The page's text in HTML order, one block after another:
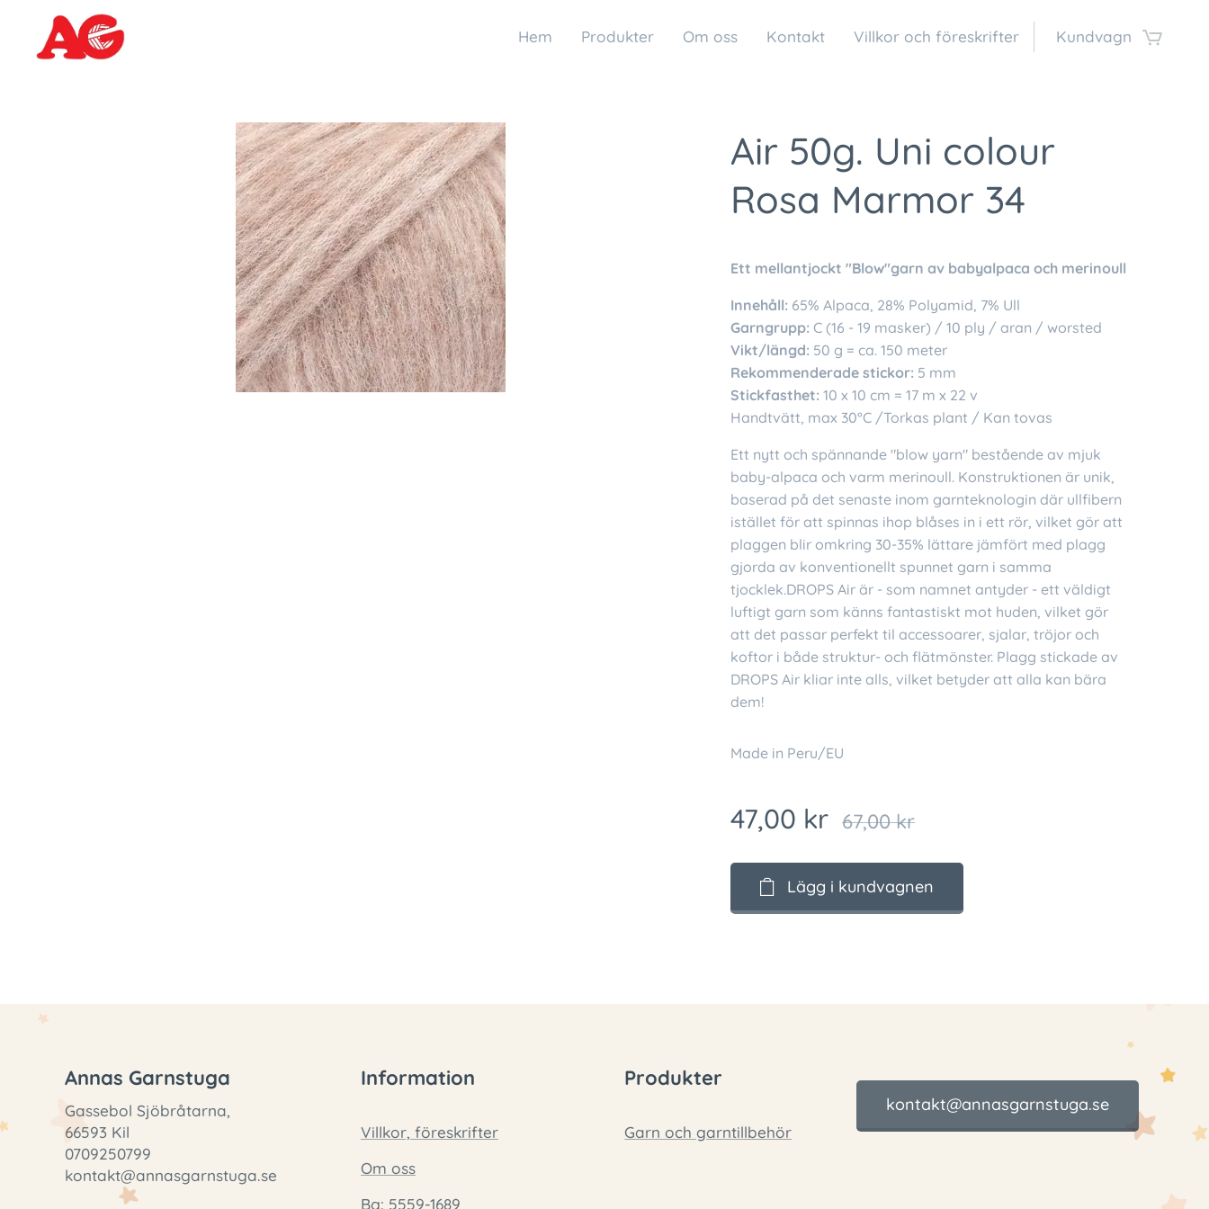
Hem Produkter Om oss Kontakt Villkor och föreskrifter Kundvagn
Air 50g. Uni colour
Rosa Marmor 34
Ett mellantjockt "Blow"garn av babyalpaca och merinoull
Innehåll: 65% Alpaca, 28% Polyamid, 7% Ull
Garngrupp: C (16 - 19 masker) / 10 ply / aran / worsted
Vikt/längd: 50 g = ca. 150 meter
Rekommenderade stickor: 5 mm
Stickfasthet: 10 x 10 cm = 17 m x 22 v
Handtvätt, max 30°C /Torkas plant / Kan tovas
Ett nytt och spännande "blow yarn" bestående av mjuk
baby-alpaca och varm merinoull. Konstruktionen är unik,
baserad på det senaste inom garnteknologin där ullfibern
istället för att spinnas ihop blåses in i ett rör, vilket gör att
plaggen blir omkring 30-35% lättare jämfört med plagg
gjorda av konventionellt spunnet garn i samma
tjocklek.DROPS Air är - som namnet antyder - ett väldigt
luftigt garn som känns fantastiskt mot huden, vilket gör
att det passar perfekt til accessoarer, sjalar, tröjor och
koftor i både struktur- och flätmönster. Plagg stickade av
DROPS Air kliar inte alls, vilket betyder att alla kan bära
dem!
Made in Peru/EU
47,00 kr 67,00kr
Lägg i kundvagnen
Annas Garnstuga
Gassebol Sjöbråtarna,
66593 Kil
0709250799
kontakt@annasgarnstuga.se
Information
Villkor, föreskrifter
Om oss
Bg: 5559-1689
Produkter
Garn och garntillbehör
kontakt@annasgarnstuga.se